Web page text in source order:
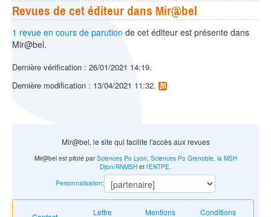
Revues de cet éditeur dans Mir@bel
1 revue en cours de parution de cet éditeur est présente dans
Mir@bel.
Dernière vérification : 26/01/2021 14:19.
Dernière modification : 13/04/2021 11:32.
Mir@bel, le site qui facilite l'accès aux revues
Lettre
Mentions
Conditions
Mir@bel est piloté parSciences Po Lyon, Sciences Po Grenoble, la MSH
Dijon/RNMSH et l'ENTPE.
Personnalisation: